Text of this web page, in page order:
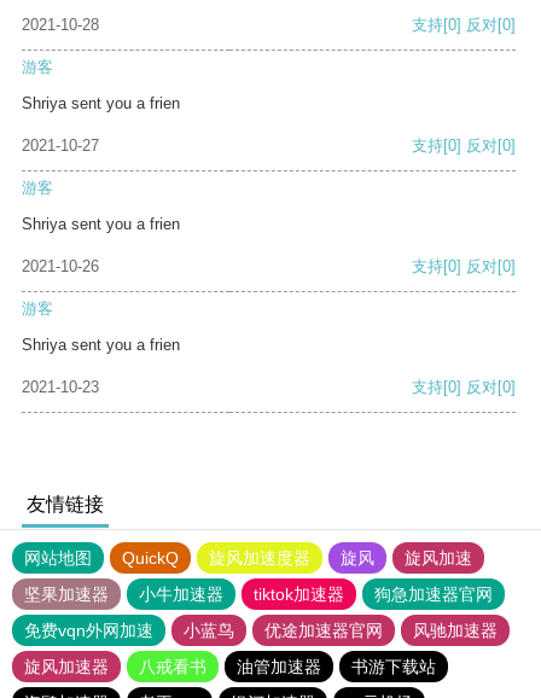
2021-10-28 支持[0] 反对[0]
游客
Shriya sent you a frien
2021-10-27 支持[0] 反对[0]
游客
Shriya sent you a frien
2021-10-26 支持[0] 反对[0]
游客
Shriya sent you a frien
2021-10-23 支持[0] 反对[0]
友情链接
网站地图 QuickQ 旋风加速度器 旋风
旋风加速
坚果加速器
小牛加速器 tiktok加速器
狗急加速器官网
免费vqn外网加速
小蓝鸟 优途加速器官网
风驰加速器
旋风加速器
八戒看书 油管加速器
书游下载站